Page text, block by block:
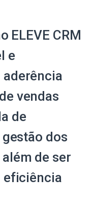
ELEVE CRM
e
vendas
de
dos
de ser
eficiência